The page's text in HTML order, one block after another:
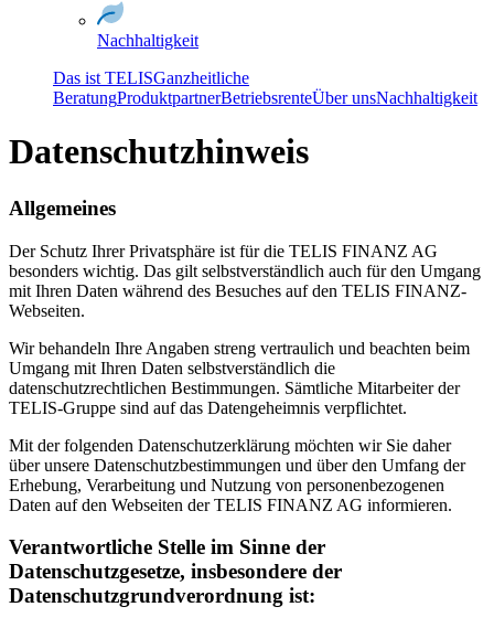
Nachhaltigkeit
Das ist TELISGanzheitliche
BeratungProduktpartnerBetriebsrenteÜber unsNachhaltigkeit
Datenschutzhinweis
Allgemeines
Der Schutz Ihrer Privatsphäre ist für die TELIS FINANZ AG
besonders wichtig. Das gilt selbstverständlich auch für den Umgang
mit Ihren Daten während des Besuches auf den TELIS FINANZ-
Webseiten.
Wir behandeln Ihre Angaben streng vertraulich und beachten beim
Umgang mit Ihren Daten selbstverständlich die
datenschutzrechtlichen Bestimmungen. Sämtliche Mitarbeiter der
TELIS-Gruppe sind auf das Datengeheimnis verpflichtet.
Mit der folgenden Datenschutzerklärung möchten wir Sie daher
über unsere Datenschutzbestimmungen und über den Umfang der
Erhebung, Verarbeitung und Nutzung von personenbezogenen
Daten auf den Webseiten der TELIS FINANZ AG informieren.
Verantwortliche Stelle im Sinne der
Datenschutzgesetze, insbesondere der
Datenschutzgrundverordnung ist: